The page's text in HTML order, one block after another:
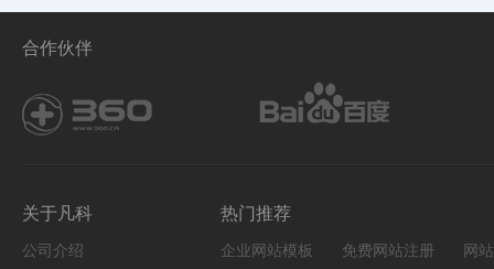
合作伙伴
关于凡科
公司介绍
热门推荐
企业网站模板 免费网站注册 网